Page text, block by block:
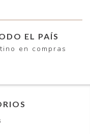
EL PAÍS
en compras